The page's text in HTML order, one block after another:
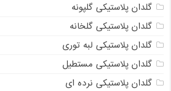
گلدان پلاستیکی گلپونه
گلدان پلاستیکی گلخانه
گلدان پلاستیکی لبه توری
گلدان پلاستیکی مستطیل
گلدان پلاستیکی نرده ای